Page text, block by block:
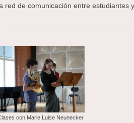
red de comunicación entre estudiantes
con Marie Luise Neunecker